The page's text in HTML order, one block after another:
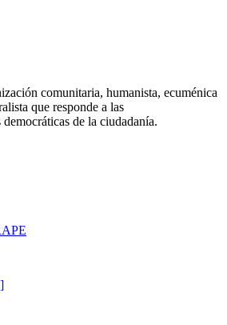
comunitaria, humanista, ecuménica
que responde a las
democráticas de la ciudadanía.